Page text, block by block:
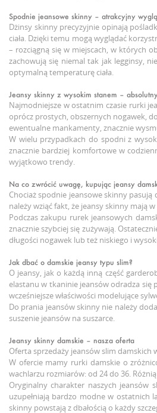
Spodnie jeansowe skinny – atrakcyjny
Dżinsy skinny precyzyjnie opinają
ciała. Dzięki temu mogą wyglądać
– rozciągną się w miejscach, w których
zachowują się niemal tak jak legginsy,
optymalną temperaturę ciała.
Jeansy skinny z wysokim stanem –
Najmodniejsze w ostatnim czasie rurki
oprócz prostych, obszernych nogawek,
ewentualne mankamenty, znacznie
W wielu przypadkach do spodni z
znacznie bardziej komfortowe w
wyjątkowo trendy.
Na co zwrócić uwagę, kupując jeansy
Chociaż spodnie jeansowe skinny
należy wziąć fakt, że jeansy skinny mają
Podczas zakupu rurek jeansowych
znacznie szybciej się zużywają.
długości nogawek lub też niskiego i
Jak dbać o damskie jeansy typu slim?
O jeansy, jak o każdą inną część
elastanu w tkaninie jeansów odradza się
wcześniejsze właściwości modelujące
Do prania jeansów skinny nie należy
suszenie jeansów na suszarce.
Jeansy skinny damskie – nasza oferta
Oferta sprzedaży jeansów slim
W ofercie mamy rurki damskie o
wachlarzu rozmiarów: od 24 do 36.
Oryginalny charakter naszych jeansów
uzupełniają bardzo modne w ostatnich
skinny powstają z dbałością o każdy